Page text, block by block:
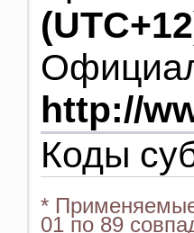
http://
Коды
*
01 по 89